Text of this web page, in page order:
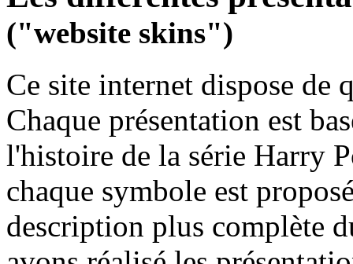
("website skins")
Ce site internet dispose de
Chaque présentation est
l'histoire de la série Harry
chaque symbole est
description plus complète